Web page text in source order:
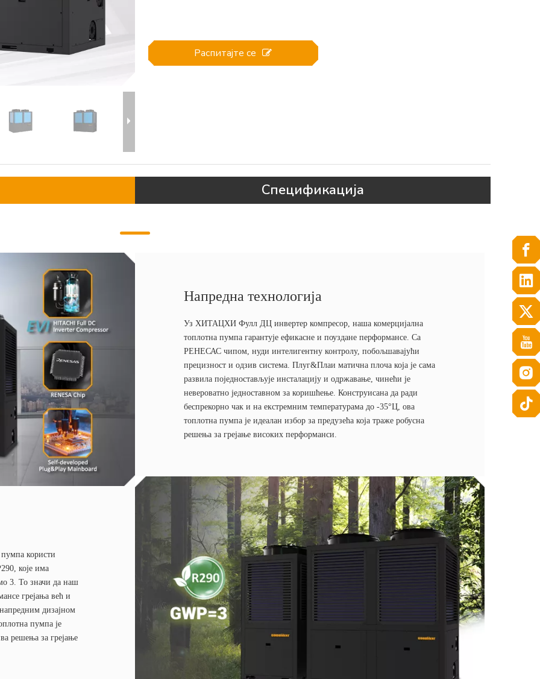
Распитајте се
Спецификација
Напредна технологија
Уз ХИТАЦХИ Фулл ДЦ инвертер компресор, наша комерцијална
топлотна пумпа гарантује ефикасне и поуздане перформансе. Са
РЕНЕСАС чипом, нуди интелигентну контролу, побољшавајући
прецизност и одзив система. Плуг&Плаи матична плоча која је сама
развила поједностављује инсталацију и одржавање, чинећи је
невероватно једноставном за коришћење. Конструисана да ради
беспрекорно чак и на екстремним температурама до -35°Ц, ова
топлотна пумпа је идеалан избор за предузећа која траже робусна
решења за грејање високих перформанси.
користи
које има
3. То значи да наш
грејања већ и
дизајном
пумпа је
решења за грејање